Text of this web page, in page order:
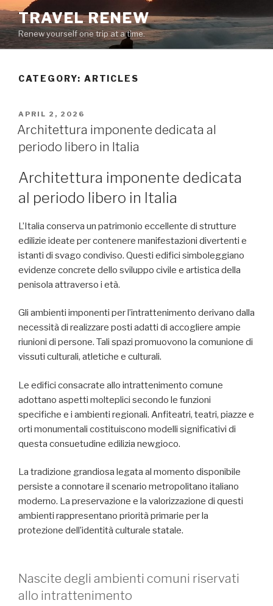
Skip
to
content
TRAVEL RENEW
Renew yourself one trip at a time.
CATEGORY: ARTICLES
POSTED
ON
APRIL 2, 2026
Architettura imponente dedicata al
periodo libero in Italia
Architettura imponente dedicata
al periodo libero in Italia
L’Italia conserva un patrimonio eccellente di strutture
edilizie ideate per contenere manifestazioni divertenti e
istanti di svago condiviso. Questi edifici simboleggiano
evidenze concrete dello sviluppo civile e artistica della
penisola attraverso i età.
Gli ambienti imponenti per l’intrattenimento derivano dalla
necessità di realizzare posti adatti di accogliere ampie
riunioni di persone. Tali spazi promuovono la comunione di
vissuti culturali, atletiche e culturali.
Le edifici consacrate allo intrattenimento comune
adottano aspetti molteplici secondo le funzioni
specifiche e i ambienti regionali. Anfiteatri, teatri, piazze e
orti monumentali costituiscono modelli significativi di
questa consuetudine edilizia newgioco.
La tradizione grandiosa legata al momento disponibile
persiste a connotare il scenario metropolitano italiano
moderno. La preservazione e la valorizzazione di questi
ambienti rappresentano priorità primarie per la
protezione dell’identità culturale statale.
Nascite degli ambienti comuni riservati
allo intrattenimento